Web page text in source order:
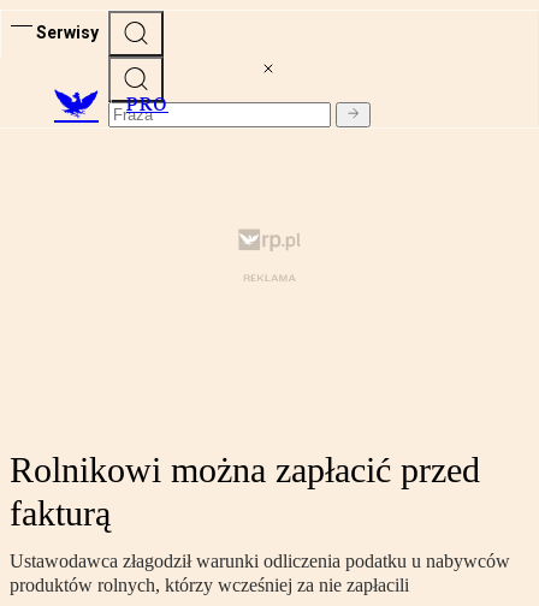
Serwisy
PRO
Rolnikowi można zapłacić przed
fakturą
Ustawodawca złagodził warunki odliczenia podatku u nabywców
produktów rolnych, którzy wcześniej za nie zapłacili